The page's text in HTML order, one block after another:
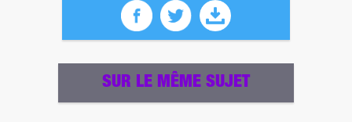
SUR LE MÊME SUJET